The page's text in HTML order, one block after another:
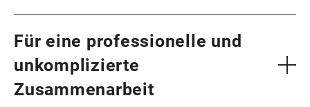
Für eine professionelle und
unkomplizierte
Zusammenarbeit
Klimaschonend.
Frutura Obst & Gemüse
Kompetenzzentrum GmbH